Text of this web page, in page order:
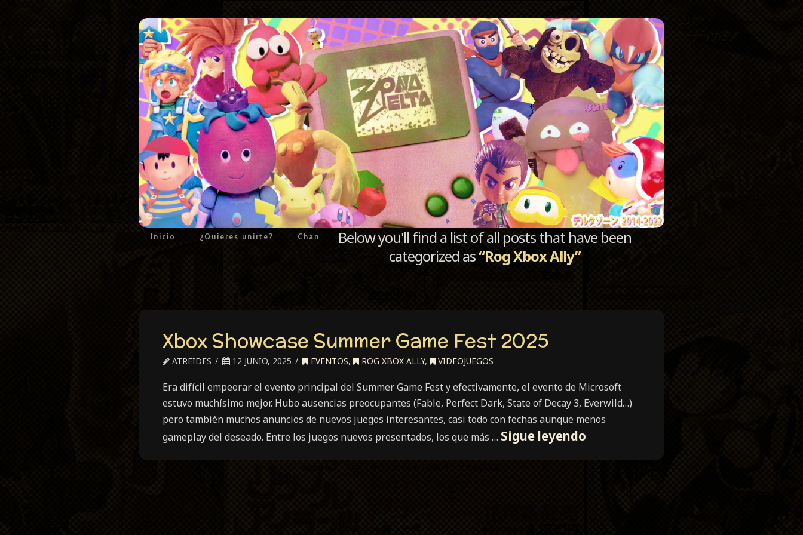
Inicio ¿Quieres unirte? Chan
Below you'll find a list of all posts that have been
categorized as“Rog Xbox Ally”
Xbox Showcase Summer Game Fest 2025
ATREIDES 12 JUNIO, 2025 EVENTOS, ROG XBOX ALLY, VIDEOJUEGOS
Era difícil empeorar el evento principal del Summer Game Fest y efectivamente, el evento de Microsoft
estuvo muchísimo mejor. Hubo ausencias preocupantes (Fable, Perfect Dark, State of Decay 3, Everwild…)
pero también muchos anuncios de nuevos juegos interesantes, casi todo con fechas aunque menos
gameplay del deseado. Entre los juegos nuevos presentados, los que más … Sigue leyendo